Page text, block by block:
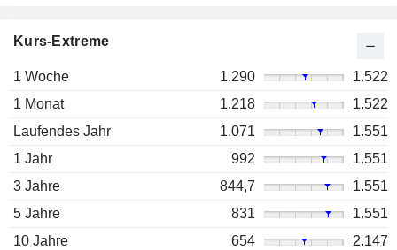
Kurs-Extreme
1 Woche 1.290
1.522
1 Monat
1.218
1.522
Laufendes Jahr
1.071
1.551
1 Jahr
992
1.551
3 Jahre
844,7
1.551
5 Jahre
831
1.551
10 Jahre
654 2.147